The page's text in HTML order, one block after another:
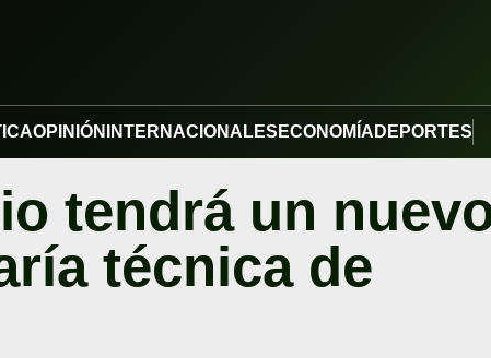
OPINIÓN INTERNACIONALES ECONOMÍA DEPORTES
tendrá un
técnica de